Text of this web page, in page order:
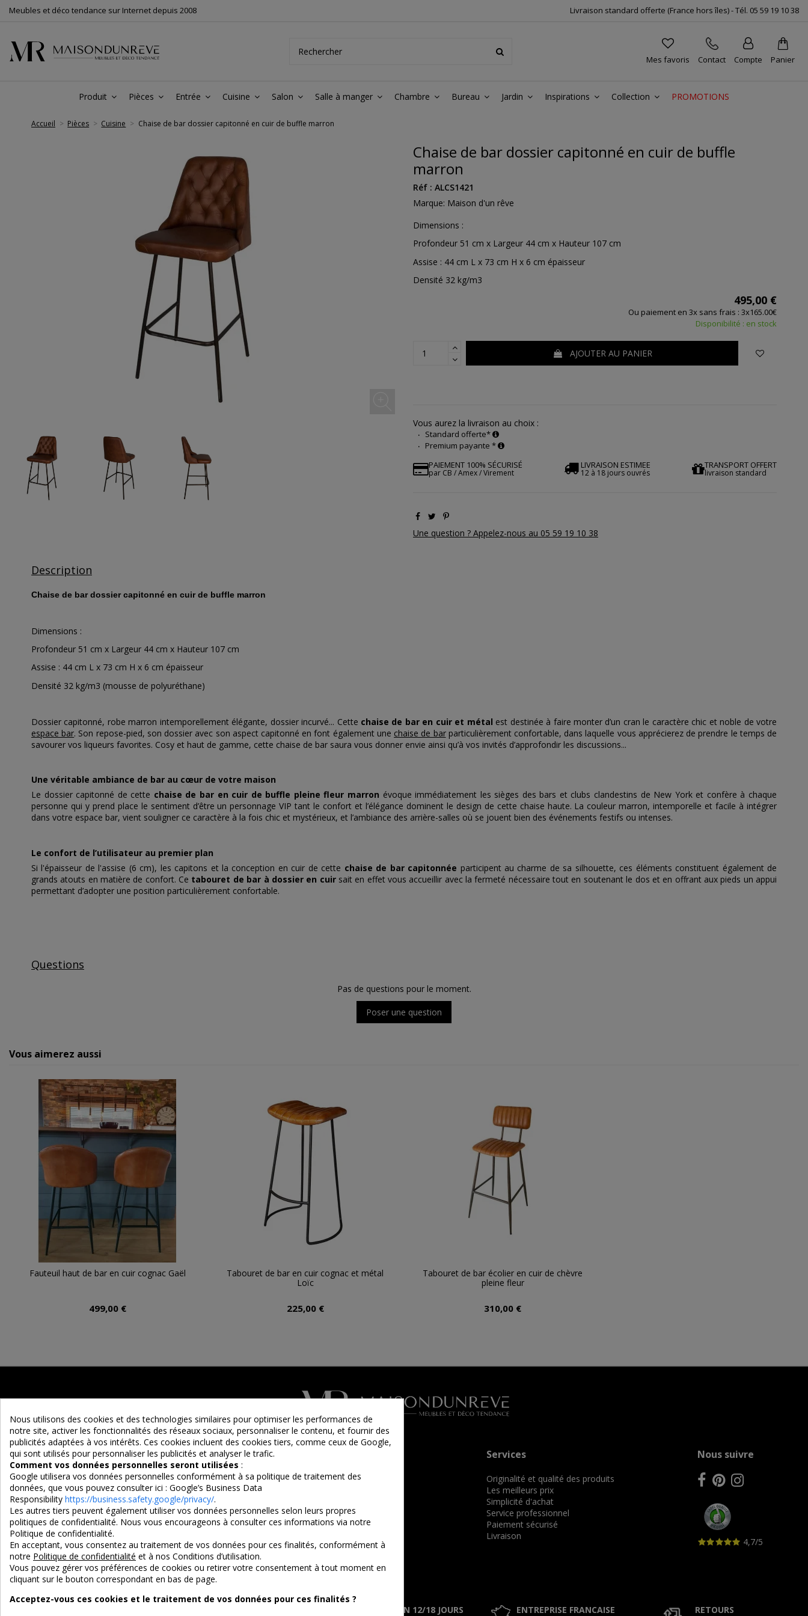
Meubles et déco tendance sur Internet depuis 2008 Livraison standard offerte (France hors îles) -Tél. 05 59 19 10 38
Mes favoris Contact Compte Panier
Produit Pièces Entrée Cuisine Salon Salle à manger Chambre Bureau Jardin Inspirations Collection PROMOTIONS
Accueil Pièces Cuisine Chaise de bar dossier capitonné en cuir de buffle marron
Chaise de bar dossier capitonné en cuir de buffle
marron
Réf : ALCS1421
Marque: Maison d'un rêve
Dimensions :
Profondeur 51 cm x Largeur 44 cm x Hauteur 107 cm
Assise : 44 cm L x 73 cm H x 6 cm épaisseur
Densité 32 kg/m3
495,00 €
Ou paiement en 3x sans frais : 3x165.00€
Disponibilité : en stock
AJOUTER AU PANIER
Vous aurez la livraison au choix :
Standard offerte*
Premium payante *
PAIEMENT 100% SÉCURISÉ
par CB / Amex / Virement
LIVRAISON ESTIMEE
12 à 18 jours ouvrés
TRANSPORT OFFERT
livraison standard
Une question ? Appelez-nous au 05 59 19 10 38
Description
Chaise de bar dossier capitonné en cuir de buffle marron
Dimensions :
Profondeur 51 cm x Largeur 44 cm x Hauteur 107 cm
Assise : 44 cm L x 73 cm H x 6 cm épaisseur
Densité 32 kg/m3 (mousse de polyuréthane)
Dossier capitonné, robe marron intemporellement élégante, dossier incurvé... Cette chaise de bar en cuir et métal est destinée à faire monter d’un cran le caractère chic et noble de votre
espace bar. Son repose-pied, son dossier avec son aspect capitonné en font également une chaise de barparticulièrement confortable, dans laquelle vous apprécierez de prendre le temps de
savourer vos liqueurs favorites. Cosy et haut de gamme, cette chaise de bar saura vous donner envie ainsi qu’à vos invités d’approfondir les discussions...
Une véritable ambiance de bar au cœur de votre maison
Le dossier capitonné de cette chaise de bar en cuir de buffle pleine fleur marron évoque immédiatement les sièges des bars et clubs clandestins de New York et confère à chaque
personne qui y prend place le sentiment d’être un personnage VIP tant le confort et l’élégance dominent le design de cette chaise haute. La couleur marron, intemporelle et facile à intégrer
dans votre espace bar, vient souligner ce caractère à la fois chic et mystérieux, et l’ambiance des arrière-salles où se jouent bien des événements festifs ou intenses.
Le confort de l’utilisateur au premier plan
Si l'épaisseur de l'assise (6 cm), les capitons et la conception en cuir de cette chaise de bar capitonnée participent au charme de sa silhouette, ces éléments constituent également de
grands atouts en matière de confort. Ce tabouret de bar à dossier en cuirsait en effet vous accueillir avec la fermeté nécessaire tout en soutenant le dos et en offrant aux pieds un appui
permettant d’adopter une position particulièrement confortable.
Questions
Pas de questions pour le moment.
Poser une question
Vous aimerez aussi
Fauteuil haut de bar en cuir cognac Gaël
499,00 €
Tabouret de bar en cuir cognac et métal
Loïc
225,00 €
Tabouret de bar écolier en cuir de chèvre
pleine fleur
310,00 €
Maison d'un Rêve
Adresse :
EURL MAISON D'UN REVE
90 Route d'Ascarat
64220 UHART-CIZE
Tel : 05 59 19 10 38
e-mail : contact@maisondunreve.com
Informations
Qui sommes-nous ?
Mentions légales
Nos billets
Services
Originalité et qualité des produits
Les meilleurs prix
Simplicité d'achat
Service professionnel
Paiement sécurisé
Livraison
Nous suivre
4,7/5
LIVRAISON 12/18 JOURS ENTREPRISE FRANCAISE RETOURS
Nous utilisons des cookies et des technologies similaires pour optimiser les performances de
notre site, activer les fonctionnalités des réseaux sociaux, personnaliser le contenu, et fournir des
publicités adaptées à vos intérêts. Ces cookies incluent des cookies tiers, comme ceux de Google,
qui sont utilisés pour personnaliser les publicités et analyser le trafic.
Comment vos données personnelles seront utilisées :
Google utilisera vos données personnelles conformément à sa politique de traitement des
données, que vous pouvez consulter ici : Google’s Business Data
Responsibility https://business.safety.google/privacy/.
Les autres tiers peuvent également utiliser vos données personnelles selon leurs propres
politiques de confidentialité. Nous vous encourageons à consulter ces informations via notre
Politique de confidentialité.
En acceptant, vous consentez au traitement de vos données pour ces finalités, conformément à
notre Politique de confidentialité et à nos Conditions d’utilisation.
Vous pouvez gérer vos préférences de cookies ou retirer votre consentement à tout moment en
cliquant sur le bouton correspondant en bas de page.
Acceptez-vous ces cookies et le traitement de vos données pour ces finalités ?